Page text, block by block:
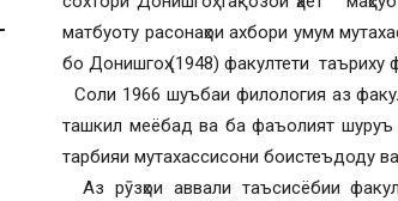
матбуоту расонаҳои ахбори умум
бо Донишгоҳ (1948) факултети таъриху
Соли 1966 шуъбаи филология аз
ташкил меёбад ва ба фаъолият
тарбияи мутахассисони боистеъдоду
Аз рӯзҳои аввали таъсисёбии